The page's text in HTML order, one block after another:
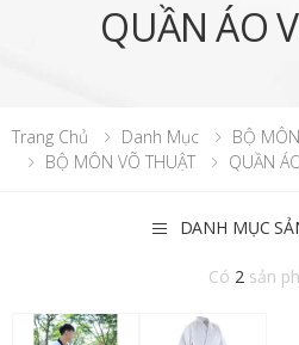
QUẦN ÁO
Trang Chủ Danh Mục
BỘ
BỘ MÔN VÕ THUẬT
QUẦN
DANH MỤC
Có 2 sản